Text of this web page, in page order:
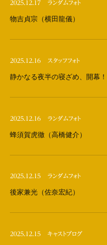
2025.12.17 ランダムフォト
物吉貞宗（横田龍儀）
2025.12.16 スタッフフォト
静かなる夜半の寝ざめ、開幕！
2025.12.16 ランダムフォト
蜂須賀虎徹（高橋健介）
2025.12.15 ランダムフォト
後家兼光（佐奈宏紀）
2025.12.15 キャストブログ